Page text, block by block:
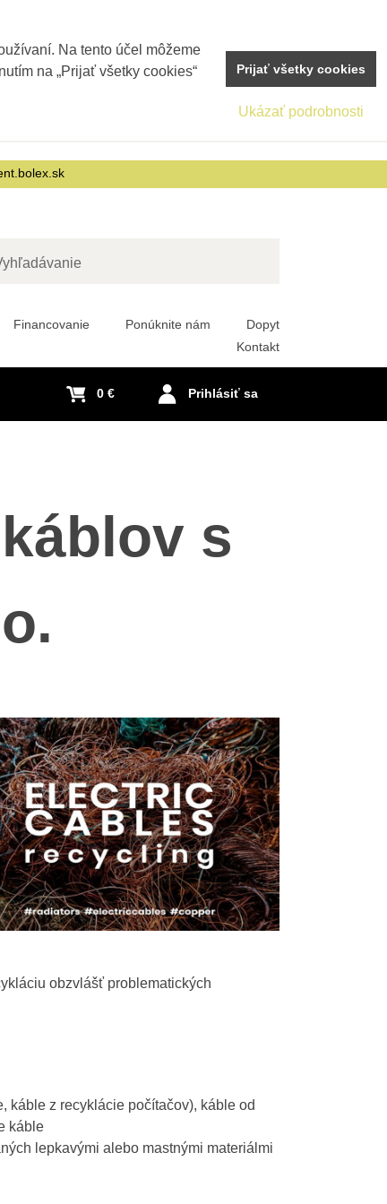
Financovanie Ponúknite nám
Dopyt
Kontakt
Prihlásiť sa
0 €
s
obzvlášť problematických
káble z recyklácie počítačov), káble od
káble
lepkavými alebo mastnými materiálmi
Na tento účel môžeme
na „Prijať všetky cookies“
Ukázať podrobnosti
Prijať všetky cookies